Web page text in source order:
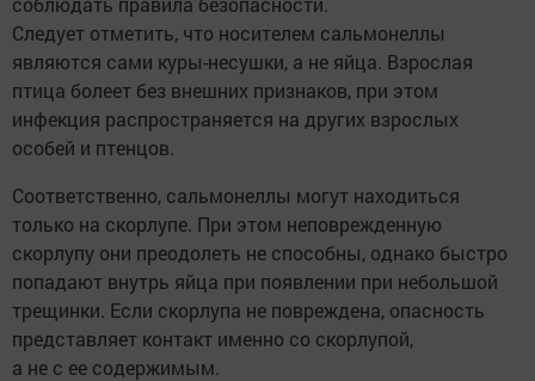
Следует отметить, что носителем сальмонеллы
являются сами куры-несушки, а не яйца. Взрослая
птица болеет без внешних признаков, при этом
инфекция распространяется на других взрослых
особей и птенцов.
Соответственно, сальмонеллы могут находиться
только на скорлупе. При этом неповрежденную
скорлупу они преодолеть не способны, однако быстро
попадают внутрь яйца при появлении при небольшой
трещинки. Если скорлупа не повреждена, опасность
представляет контакт именно со скорлупой,
а не с ее содержимым.